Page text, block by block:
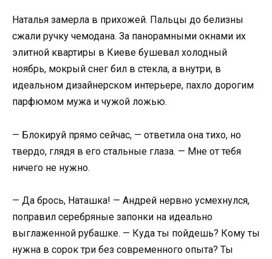
Наталья замерла в прихожей. Пальцы до белизны
сжали ручку чемодана. За панорамными окнами их
элитной квартиры в Киеве бушевал холодный
ноябрь, мокрый снег бил в стекла, а внутри, в
идеальном дизайнерском интерьере, пахло дорогим
парфюмом мужа и чужой ложью.
— Блокируй прямо сейчас, — ответила она тихо, но
твердо, глядя в его стальные глаза. — Мне от тебя
ничего не нужно.
— Да брось, Наташка! — Андрей нервно усмехнулся,
поправил серебряные запонки на идеально
выглаженной рубашке. — Куда ты пойдешь? Кому ты
нужна в сорок три без современного опыта? Ты